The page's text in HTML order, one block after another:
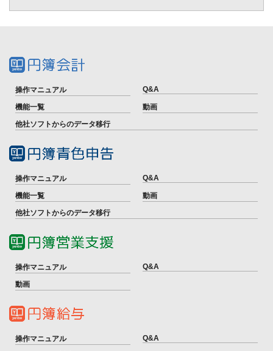
操作マニュアル Q&A
機能一覧
動画
他社ソフトからのデータ移行
操作マニュアル Q&A
機能一覧
動画
他社ソフトからのデータ移行
操作マニュアル Q&A
動画
操作マニュアル Q&A